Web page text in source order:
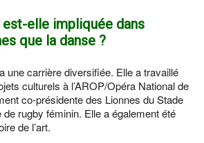
elle impliquée dans
que la danse ?
une carrière diversifiée. Elle a travaillé
culturels à l’AROP/Opéra National de
co-présidente des Lionnes du Stade
de rugby féminin. Elle a également été
de l’art.